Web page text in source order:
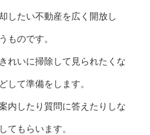
したい不動産を広く開放し
ものです。
れいに掃除して見られたくな
して準備をします。
内したり質問に答えたりしな
てもらいます。